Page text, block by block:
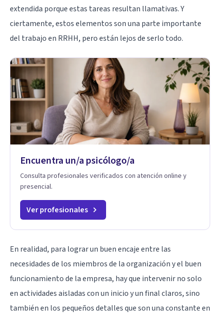
extendida porque estas tareas resultan llamativas. Y
ciertamente, estos elementos son una parte importante
del trabajo en RRHH, pero están lejos de serlo todo.
Encuentra un/a psicólogo/a
Consulta profesionales verificados con atención online y
presencial.
Ver profesionales
En realidad, para lograr un buen encaje entre las
necesidades de los miembros de la organización y el buen
funcionamiento de la empresa, hay que intervenir no solo
en actividades aisladas con un inicio y un final claros, sino
también en los pequeños detalles que son una constante en